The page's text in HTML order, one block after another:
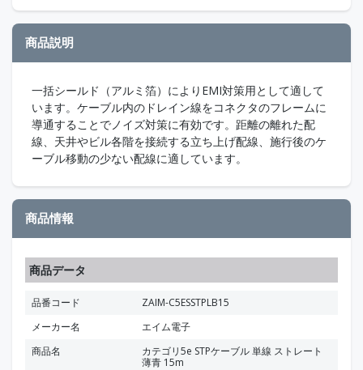
商品説明
一括シールド（アルミ箔）によりEMI対策用として適して
います。ケーブル内のドレイン線をコネクタのフレームに
導通することでノイズ対策に有効です。距離の離れた配
線、天井やビル各階を接続する立ち上げ配線、施行後のケ
ーブル移動の少ない配線に適しています。
商品情報
商品データ
品番コード
ZAIM-C5ESSTPLB15
メーカー名
エイム電子
商品名
カテゴリ5e STPケーブル 単線 ストレート
薄青 15m